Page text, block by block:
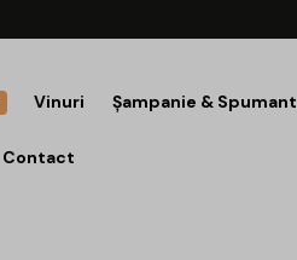
Vinuri Șampanie & Spumant
Contact